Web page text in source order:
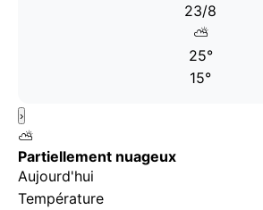
23/8
⛅
25°
15°
›
⛅
Partiellement nuageux
Aujourd'hui
Température